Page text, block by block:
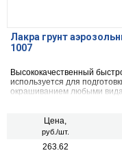
Лакра грунт
1007
Высококачественный
используется для
окрашиванием любыми
Применяется для
Цена,
руб./шт.
263.62